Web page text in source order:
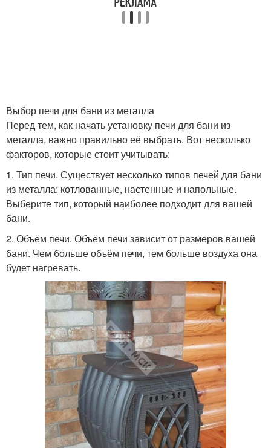
Выбор печи для бани из металла
Перед тем, как начать установку печи для бани из
металла, важно правильно её выбрать. Вот несколько
факторов, которые стоит учитывать:
1. Тип печи. Существует несколько типов печей для бани
из металла: котлованные, настенные и напольные.
Выберите тип, который наиболее подходит для вашей
бани.
2. Объём печи. Объём печи зависит от размеров вашей
бани. Чем больше объём печи, тем больше воздуха она
будет нагревать.